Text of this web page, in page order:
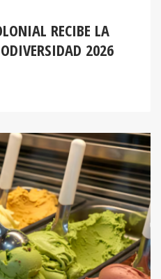
RECIBE LA
2026